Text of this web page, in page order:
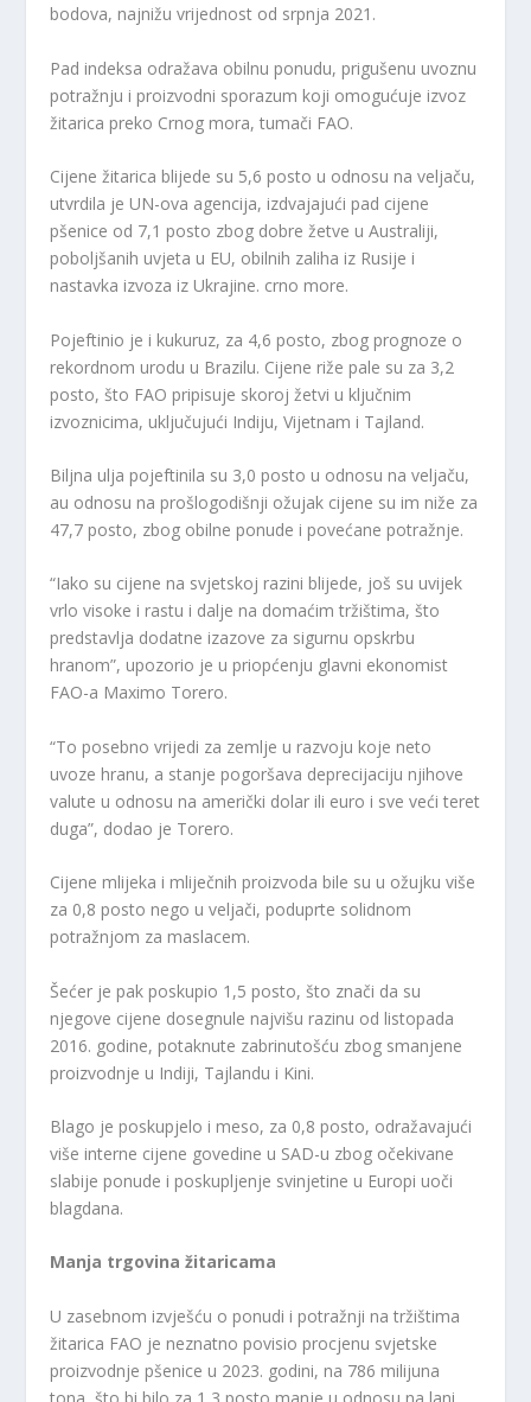
bodova, najnižu vrijednost od srpnja 2021.
Pad indeksa odražava obilnu ponudu, prigušenu uvoznu
potražnju i proizvodni sporazum koji omogućuje izvoz
žitarica preko Crnog mora, tumači FAO.
Cijene žitarica blijede su 5,6 posto u odnosu na veljaču,
utvrdila je UN-ova agencija, izdvajajući pad cijene
pšenice od 7,1 posto zbog dobre žetve u Australiji,
poboljšanih uvjeta u EU, obilnih zaliha iz Rusije i
nastavka izvoza iz Ukrajine. crno more.
Pojeftinio je i kukuruz, za 4,6 posto, zbog prognoze o
rekordnom urodu u Brazilu. Cijene riže pale su za 3,2
posto, što FAO pripisuje skoroj žetvi u ključnim
izvoznicima, uključujući Indiju, Vijetnam i Tajland.
Biljna ulja pojeftinila su 3,0 posto u odnosu na veljaču,
au odnosu na prošlogodišnji ožujak cijene su im niže za
47,7 posto, zbog obilne ponude i povećane potražnje.
“Iako su cijene na svjetskoj razini blijede, još su uvijek
vrlo visoke i rastu i dalje na domaćim tržištima, što
predstavlja dodatne izazove za sigurnu opskrbu
hranom”, upozorio je u priopćenju glavni ekonomist
FAO-a Maximo Torero.
“To posebno vrijedi za zemlje u razvoju koje neto
uvoze hranu, a stanje pogoršava deprecijaciju njihove
valute u odnosu na američki dolar ili euro i sve veći teret
duga”, dodao je Torero.
Cijene mlijeka i mliječnih proizvoda bile su u ožujku više
za 0,8 posto nego u veljači, poduprte solidnom
potražnjom za maslacem.
Šećer je pak poskupio 1,5 posto, što znači da su
njegove cijene dosegnule najvišu razinu od listopada
2016. godine, potaknute zabrinutošću zbog smanjene
proizvodnje u Indiji, Tajlandu i Kini.
Blago je poskupjelo i meso, za 0,8 posto, odražavajući
više interne cijene govedine u SAD-u zbog očekivane
slabije ponude i poskupljenje svinjetine u Europi uoči
blagdana.
Manja trgovina žitaricama
U zasebnom izvješću o ponudi i potražnji na tržištima
žitarica FAO je neznatno povisio procjenu svjetske
proizvodnje pšenice u 2023. godini, na 786 milijuna
tona, što bi bilo za 1,3 posto manje u odnosu na lani,